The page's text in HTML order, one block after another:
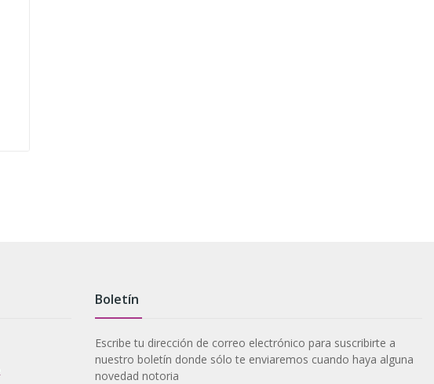
Boletín
Escribe tu dirección de correo electrónico para suscribirte a
nuestro boletín donde sólo te enviaremos cuando haya alguna
novedad notoria